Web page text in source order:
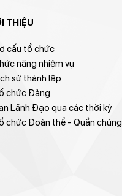
THIỆU
cấu tổ chức
năng nhiệm vụ
sử thành lập
chức Đảng
Lãnh Đạo qua các thời kỳ
chức Đoàn thể - Quần chúng